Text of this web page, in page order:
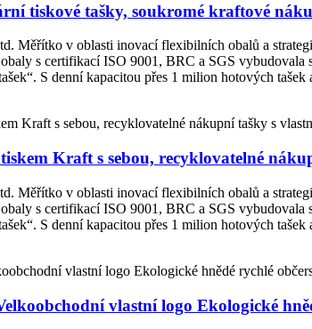
tiskové tašky, soukromé kraftové
Měřítko v oblasti inovací flexibilních obalů a
s certifikací ISO 9001, BRC a SGS vybudovala
S denní kapacitou přes 1 milion hotových
Kraft s sebou, recyklovatelné
Měřítko v oblasti inovací flexibilních obalů a
s certifikací ISO 9001, BRC a SGS vybudovala
S denní kapacitou přes 1 milion hotových
vlastní logo Ekologické